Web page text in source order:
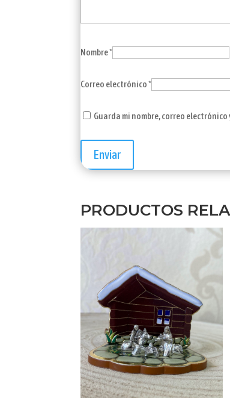
Nombre*
Correo electrónico*
Guarda mi nombre, correo electrónico
PRODUCTOS